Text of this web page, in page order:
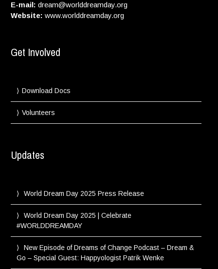
E-mail: dream@worlddreamday.org
Website: www.worlddreamday.org
Get Involved
Download Docs
Volunteers
Updates
World Dream Day 2025 Press Release
World Dream Day 2025 | Celebrate
#WORLDDREAMDAY
New Episode of Dreams of Change Podcast – Dream &
Go – Special Guest: Happyologist Patrik Wenke